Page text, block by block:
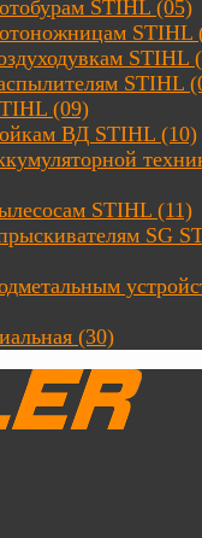
STIHL (05)
STIHL
STIHL
STIHL
(09)
ВД STIHL (10)
STIHL (11)
SG
(30)